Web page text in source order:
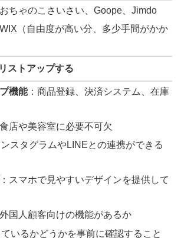
おちゃのこさいさい、Goope、Jimdo
WIX（自由度が高い分、多少手間がかか
ストアップする
機能：商品登録、決済システム、在庫
店や美容室に必要不可欠
ンスタグラムやLINEとの連携ができる
：スマホで見やすいデザインを提供して
外国人顧客向けの機能があるか
いるかどうかを事前に確認すること